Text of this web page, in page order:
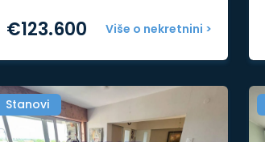
Više o nekretnini >
€123.600
Stanovi